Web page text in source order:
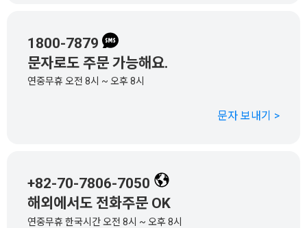
1800-7879
문자로도 주문 가능해요.
연중무휴 오전 8시 ~ 오후 8시
문자 보내기 >
+82-70-7806-7050
해외에서도 전화주문 OK
연중무휴 한국시간 오전 8시 ~ 오후 8시